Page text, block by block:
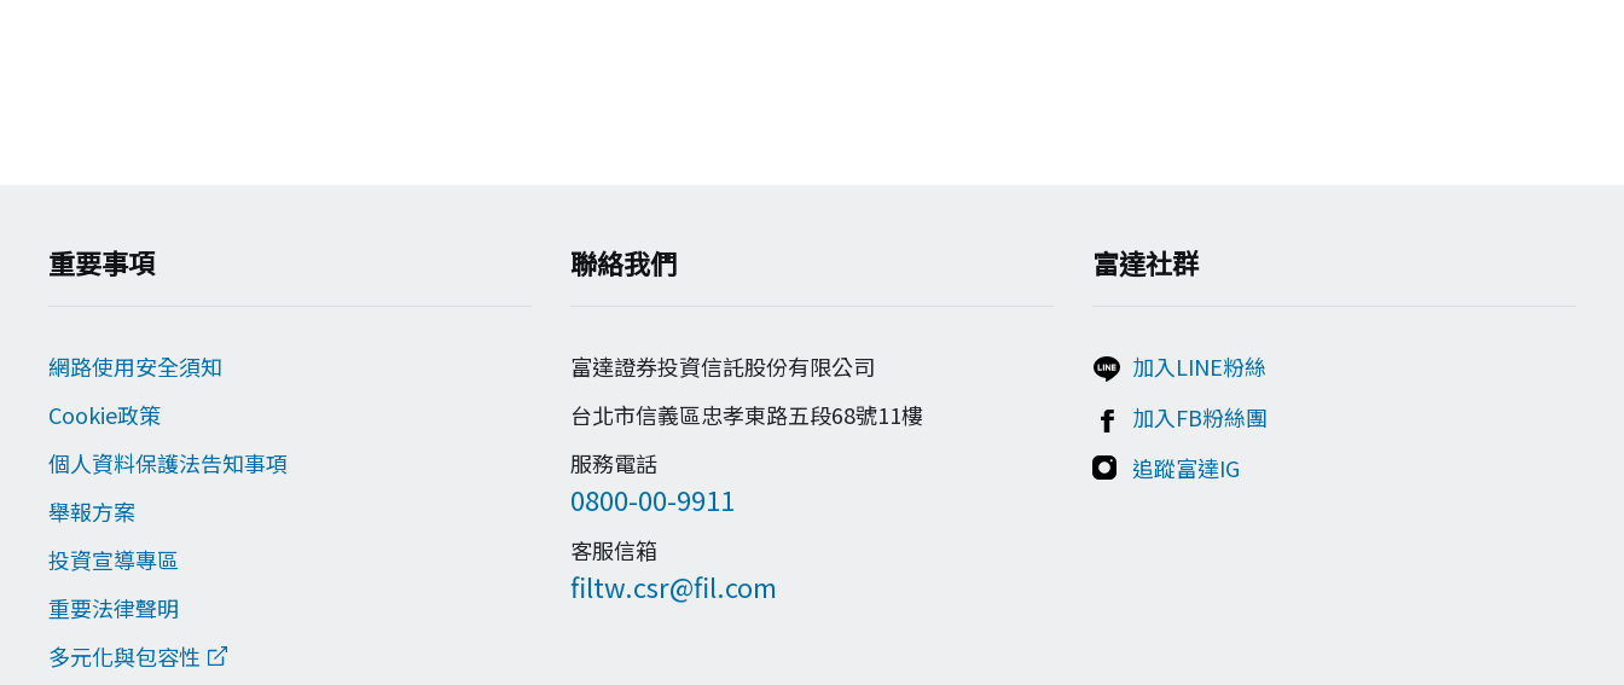
重要事項
網路使用安全須知
Cookie政策
個人資料保護法告知事項
舉報方案
投資宣導專區
重要法律聲明
多元化與包容性
聯絡我們
富達證券投資信託股份有限公司
台北市信義區忠孝東路五段68號11樓
服務電話
0800-00-9911
客服信箱
filtw.csr@fil.com
富達社群
加入LINE粉絲
加入FB粉絲團
追蹤富達IG